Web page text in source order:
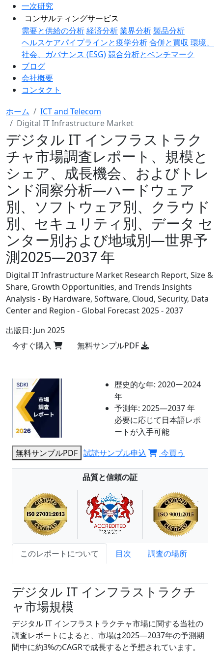
一次研究
コンサルティングサービス
需要と供給の分析経済分析業界分析製品分析
ヘルスケアパイプラインと疫学分析合併と買収 環境、
社会、ガバナンス (ESG)競合分析とベンチマーク
ブログ
会社概要
コンタクト
ホーム
ICT and Telecom
Digital IT Infrastructure Market
デジタル IT インフラストラク
チャ市場調査レポート、規模と
シェア、成長機会、およびトレ
ンド洞察分析―ハードウェア
別、ソフトウェア別、クラウド
別、セキュリティ別、データ セ
ンター別および地域別―世界予
測2025―2037 年
Digital IT Infrastructure Market Research Report, Size &
Share, Growth Opportunities, and Trends Insights
Analysis - By Hardware, Software, Cloud, Security, Data
Center and Region - Global Forecast 2025 - 2037
出版日: Jun 2025
今すぐ購入
無料サンプルPDF
歴史的な年: 2020ー2024
年
予測年: 2025―2037 年
必要に応じて日本語レポ
ートが入手可能
無料サンプルPDF 試読サンプル申込 今買う
品質と信頼の証
このレポートについて 目次
調査の場所
デジタル IT インフラストラクチ
ャ市場規模
デジタル IT インフラストラクチャ市場に関する当社の
調査レポートによると、市場は2025―2037年の予測期
間中に約3%のCAGRで成長すると予想されています。